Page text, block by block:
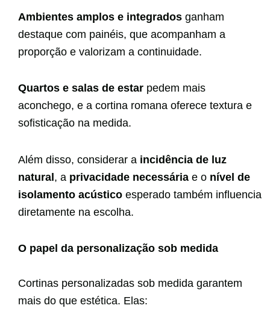
Ambientes amplos e integrados ganham
destaque com painéis, que acompanham a
proporção e valorizam a continuidade.
Quartos e salas de estar pedem mais
aconchego, e a cortina romana oferece textura e
sofisticação na medida.
Além disso, considerar a incidência de luz
natural, a privacidade necessária e o nível de
isolamento acústico esperado também influencia
diretamente na escolha.
O papel da personalização sob medida
Cortinas personalizadas sob medida garantem
mais do que estética. Elas: